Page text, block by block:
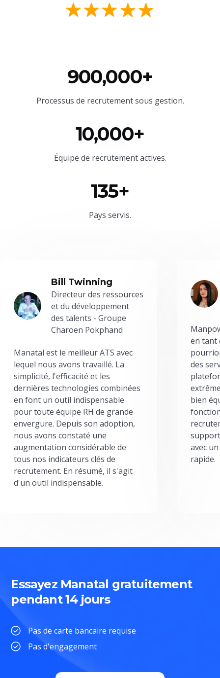
900,000+
Processus de recrutement sous gestion.
10,000+
Équipe de recrutement actives.
135+
Pays servis.
Bill Twinning
Directeur des ressources
et du développement
des talents - Groupe
Charoen Pokphand
Manatal est le meilleur ATS avec
lequel nous avons travaillé. La
simplicité, l'efficacité et les
dernières technologies combinées
en font un outil indispensable
pour toute équipe RH de grande
envergure. Depuis son adoption,
nous avons constaté une
augmentation considérable de
tous nos indicateurs clés de
recrutement. En résumé, il s'agit
d'un outil indispensable.
en tant
des
bien
avec
rapide.
Essayez Manatal gratuitement
pendant 14 jours
Pas de carte bancaire requise
Pas d'engagement